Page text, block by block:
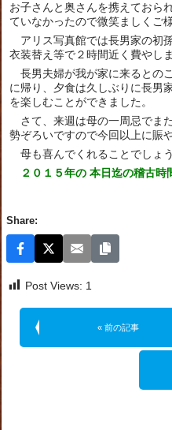
お子さんと奥さんを携えておら
ていなかったので微笑ましくご
アリス写真館では長男家の初
衣装替え等で２時間近く費やしま
長男夫婦が我が家に来るとの
に帰り、夕食は久しぶりに長男
を楽しむことができました。
さて、来週は母の一周忌でま
勢ぞろいですので今回以上に賑
母も喜んでくれることでしょう
２０１５年の 本日迄の稽古
Share:
Post Views: 1
« 前の記事